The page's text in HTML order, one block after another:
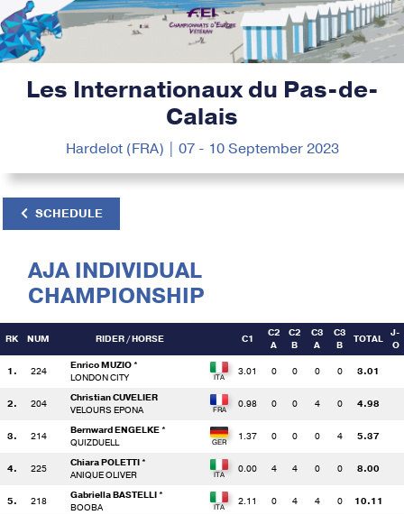
Les Internationaux du Pas-de-
Calais
Hardelot (FRA) | 07 - 10 September 2023
SCHEDULE
AJA INDIVIDUAL
CHAMPIONSHIP
RK NUM RIDER / HORSE C1
C2
A
C2
B
C3
A
C3
B
TOTAL
J-
O
1. 224
Enrico MUZIO *
LONDON CITY
3.01 0 0 0 0 3.01
2. 204
Christian CUVELIER
VELOURS EPONA
0.98 0 0 4 0 4.98
3. 214
Bernward ENGELKE *
QUIZDUELL
1.37 0 0 0 4 5.37
4. 225
Chiara POLETTI *
ANIQUE OLIVER
0.00 4 4 0 0 8.00
5. 218
Gabriella BASTELLI *
BOOBA
2.11 0 4 4 0 10.11